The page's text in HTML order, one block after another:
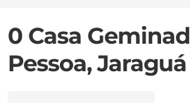
0 Casa
Pessoa,